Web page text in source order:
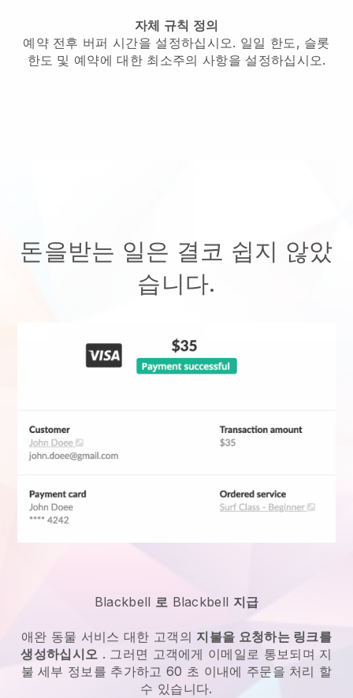
자체 규칙 정의
예약 전후 버퍼 시간을 설정하십시오. 일일 한도, 슬롯
한도 및 예약에 대한 최소주의 사항을 설정하십시오.
돈을받는 일은 결코 쉽지 않았
습니다.
Blackbell 로 Blackbell 지급
애완 동물 서비스 대한 고객의 지불을 요청하는 링크를
생성하십시오 . 그러면 고객에게 이메일로 통보되며 지
불 세부 정보를 추가하고 60 초 이내에 주문을 처리 할
수 있습니다.